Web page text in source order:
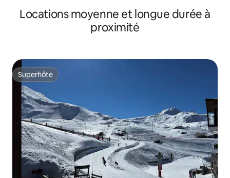
Locations moyenne et longue durée à
proximité
Superhôte
Superhôte